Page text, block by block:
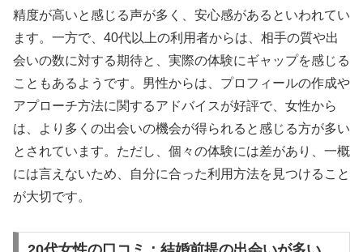
精度が高いと感じる声が多く、安心感があるといわれてい
ます。一方で、40代以上の利用者からは、相手の質や出
会いの数に対する期待と、実際の体験にギャップを感じる
こともあるようです。男性からは、プロフィールの作成や
アプローチ方法に関するアドバイスが好評で、女性から
は、より多くの出会いの機会が得られると感じる方が多い
とされています。ただし、個々の体験には差があり、一概
には言えないため、自分に合った利用方法を見つけること
が大切です。